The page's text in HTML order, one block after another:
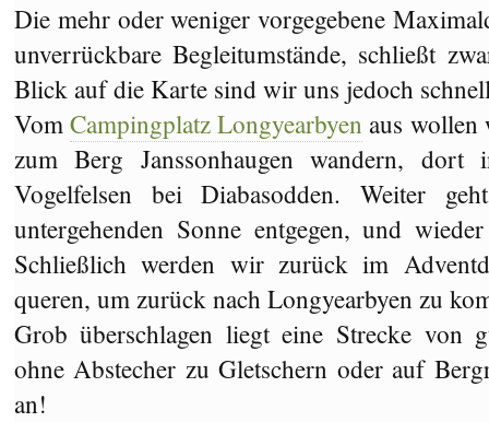
Die mehr oder weniger vorgegebene
unverrückbare Begleitumstände, schließt
Blick auf die Karte sind wir uns jedoch
VomCampingplatz Longyearbyen aus wollen
zum Berg Janssonhaugen wandern,
Vogelfelsen bei Diabasodden. Weiter
untergehenden Sonne entgegen, und
Schließlich werden wir zurück im
queren, um zurück nach Longyearbyen zu
Grob überschlagen liegt eine Strecke
ohne Abstecher zu Gletschern oder auf
an!